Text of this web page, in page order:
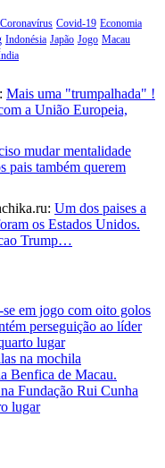
Coronavírus Covid-19 Economia
Indonésia Japão Jogo Macau
Mais uma "trumpalhada" !
a União Europeia,
mudar mentalidade
pais também querem
Um dos paises a
os Estados Unidos.
Trump…
em jogo com oito golos
perseguição ao líder
lugar
na mochila
Benfica de Macau.
Fundação Rui Cunha
lugar